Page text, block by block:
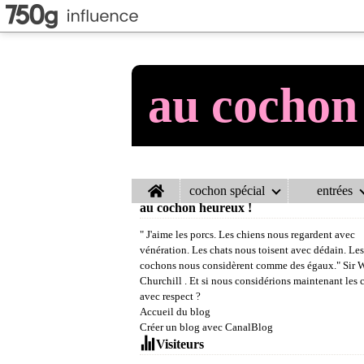
au
Home cochon spécial entrées
au cochon heureux !
" J'aime les porcs. Les chiens nous regardent avec
vénération. Les chats nous toisent avec dédain. Les
cochons nous considèrent comme des égaux." Sir
Churchill . Et si nous considérions maintenant les
avec respect ?
Accueil du blog
Créer un blog avec CanalBlog
Visiteurs